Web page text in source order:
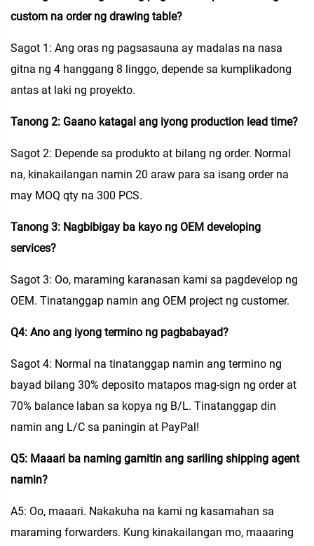
custom na order ng drawing table?
Sagot 1: Ang oras ng pagsasauna ay madalas na nasa
gitna ng 4 hanggang 8 linggo, depende sa kumplikadong
antas at laki ng proyekto.
Tanong 2: Gaano katagal ang iyong production lead time?
Sagot 2: Depende sa produkto at bilang ng order. Normal
na, kinakailangan namin 20 araw para sa isang order na
may MOQ qty na 300 PCS.
Tanong 3: Nagbibigay ba kayo ng OEM developing
services?
Sagot 3: Oo, maraming karanasan kami sa pagdevelop ng
OEM. Tinatanggap namin ang OEM project ng customer.
Q4: Ano ang iyong termino ng pagbabayad?
Sagot 4: Normal na tinatanggap namin ang termino ng
bayad bilang 30% deposito matapos mag-sign ng order at
70% balance laban sa kopya ng B/L. Tinatanggap din
namin ang L/C sa paningin at PayPal!
Q5: Maaari ba naming gamitin ang sariling shipping agent
namin?
A5: Oo, maaari. Nakakuha na kami ng kasamahan sa
maraming forwarders. Kung kinakailangan mo, maaaring